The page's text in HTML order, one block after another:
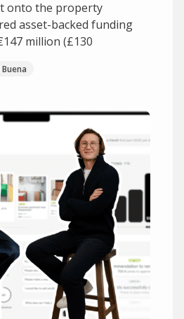
onto the property
asset-backed funding
million (£130
Buena